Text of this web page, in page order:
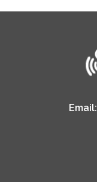
Email: